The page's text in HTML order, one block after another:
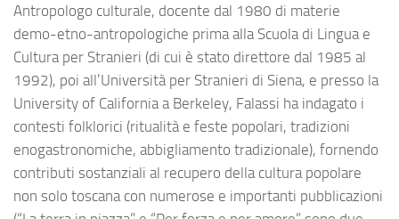
Antropologo culturale, docente dal 1980 di materie
demo-etno-antropologiche prima alla Scuola di Lingua e
Cultura per Stranieri (di cui è stato direttore dal 1985 al
1992), poi all’Università per Stranieri di Siena, e presso la
University of California a Berkeley, Falassi ha indagato i
contesti folklorici (ritualità e feste popolari, tradizioni
enogastronomiche, abbigliamento tradizionale), fornendo
contributi sostanziali al recupero della cultura popolare
non solo toscana con numerose e importanti pubblicazioni